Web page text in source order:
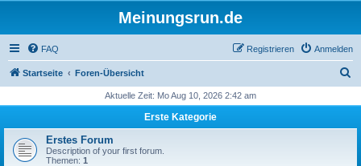
Meinungsrun.de
FAQ Anmelden
Registrieren
Startseite Foren-Übersicht
h
Aktuelle Zeit: Mo Aug 10, 2026 2:42 am
Erste Kategorie
Erstes Forum
Description of your first forum.
Themen: 1